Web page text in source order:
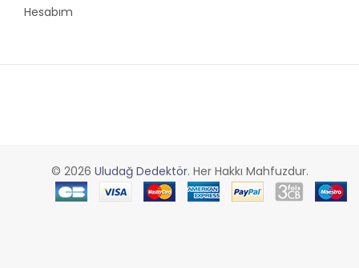
Hesabım
© 2026 Uludağ Dedektör. Her Hakkı Mahfuzdur.